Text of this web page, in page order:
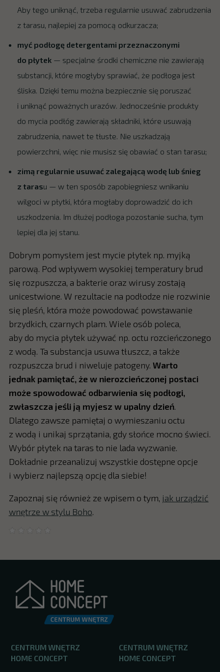
Aby tego uniknąć, trzeba regularnie usuwać zabrudzenia
z tarasu, najlepiej za pomocą odkurzacza;
myć podłogę detergentami przeznaczonymi
do płytek — specjalne środki chemiczne nie zawierają
substancji, które mogłyby sprawiać, że podłoga jest
śliska. Dzięki temu można bezpiecznie się poruszać
i uniknąć poważnych urazów. Jednocześnie produkty
do mycia podłóg zawierają składniki, które usuwają
zabrudzenia, nawet te tłuste. Nie uszkadzają
powierzchni, więc nie musisz się obawiać o stan tarasu;
zimą regularnie usuwać zalegającą wodę lub śnieg
z tarasu — w ten sposób zapobiegniesz wnikaniu
wilgoci w płytki, która mogłaby doprowadzić do ich
uszkodzenia. Im dłużej podłoga pozostanie sucha, tym
lepiej dla jej stanu.
Dobrym pomysłem jest mycie płytek np. myjką
parową. Pod wpływem wysokiej temperatury brud
się rozpuszcza, a bakterie oraz wirusy zostają
unicestwione. W rezultacie na podłodze nie rozwinie
się pleśń, która może powodować powstawanie
brzydkich, czarnych plam. Wiele osób poleca,
aby do mycia płytek używać np. octu rozcieńczonego
z wodą. Ta substancja usuwa tłuszcz, a także
rozpuszcza brud i niweluje patogeny. Warto
jednak pamiętać, że w nierozcieńczonej postaci
może spowodować odbarwienia się podłogi,
zwłaszcza jeśli ją myjesz w upalny dzień.
Dlatego zawsze pamiętaj o wymieszaniu octu
z wodą i unikaj sprzątania, gdy słońce mocno świeci.
Wybór płytek na taras to nie lada wyzwanie.
Dokładnie przeanalizuj wszystkie dostępne opcje
i wybierz najlepszą opcję dla siebie!
Zapoznaj się również ze wpisem o tym, jak urządzić
wnętrze w stylu Boho.
CENTRUM WNĘTRZ
HOME CONCEPT
CENTRUM WNĘTRZ
HOME CONCEPT